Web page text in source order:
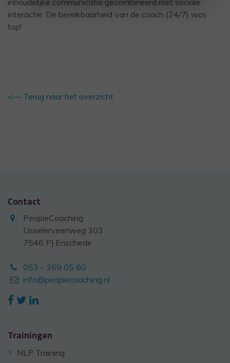
inhoudelijke communicatie gecombineerd met sociale
interactie. De bereikbaarheid van de coach (24/7) was
top!
<— Terug naar het overzicht
Contact
PeopleCoaching
Usselerveenweg 303
7546 PJ Enschede
053 - 369 05 60
info@peoplecoaching.nl
Trainingen
NLP Training